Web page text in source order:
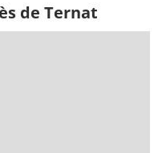
de Ternat